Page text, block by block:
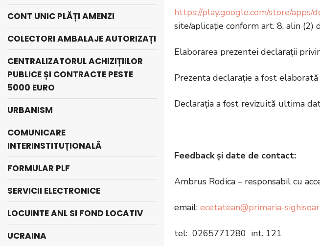
https://play.google.com/store/apps/
site/aplicație conform art. 8, alin (2)
Elaborarea prezentei declarații
Prezenta declaraţie a fost
Declaraţia a fost revizuită ultima
Feedback şi date de contact:
Ambrus Rodica – responsabil cu
email: ecetatean@primaria-
tel: 0265771280 int. 121
CONT UNIC PLĂȚI AMENZI
COLECTORI AMBALAJE AUTORIZAȚI
CENTRALIZATORUL ACHIZIȚIILOR
PUBLICE ȘI CONTRACTE PESTE
5000 EURO
URBANISM
COMUNICARE
INTERINSTITUȚIONALĂ
FORMULAR PLF
SERVICII ELECTRONICE
LOCUINTE ANL SI FOND LOCATIV
UCRAINA